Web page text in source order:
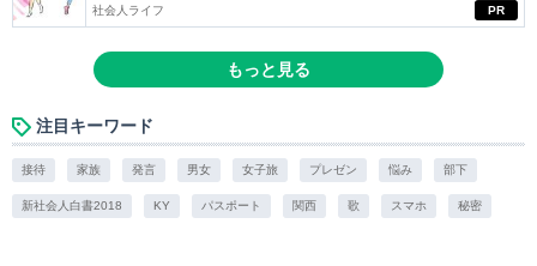
PR
社会人ライフ
もっと見る
注目キーワード
接待 家族 発言 男女 女子旅 プレゼン 悩み 部下
新社会人白書2018 KY パスポート 関西 歌 スマホ 秘密